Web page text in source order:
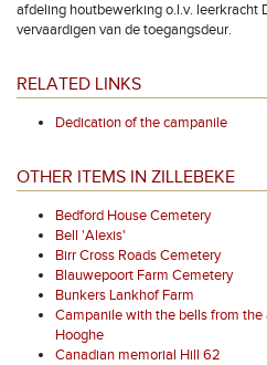
afdeling houtbewerking o.l.v. leerkracht
vervaardigen van de toegangsdeur.
RELATED LINKS
Dedication of the campanile
OTHER ITEMS IN ZILLEBEKE
Bedford House Cemetery
Bell 'Alexis'
Birr Cross Roads Cemetery
Blauwepoort Farm Cemetery
Bunkers Lankhof Farm
Campanile with the bells from
Hooghe
Canadian memorial Hill 62